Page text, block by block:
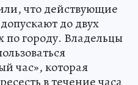
что действующие
до двух
по городу. Владельцы
час», которая
в течение часа